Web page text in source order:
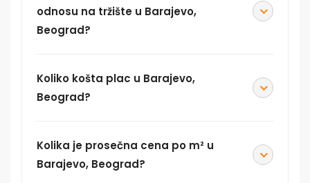
odnosu na tržište u Barajevo,
Beograd?
Koliko košta plac u Barajevo,
Beograd?
Kolika je prosečna cena po m² u
Barajevo, Beograd?